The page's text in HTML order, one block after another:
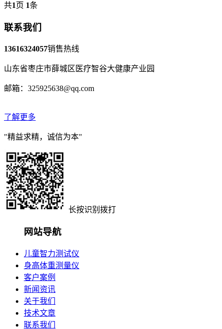
共1页 1条
联系我们
13616324057销售热线
山东省枣庄市薛城区医疗智谷大健康产业园
邮箱：325925638@qq.com
了解更多
"精益求精，诚信为本"
长按识别拨打
网站导航
儿童智力测试仪
身高体重测量仪
客户案例
新闻资讯
关于我们
技术文章
联系我们